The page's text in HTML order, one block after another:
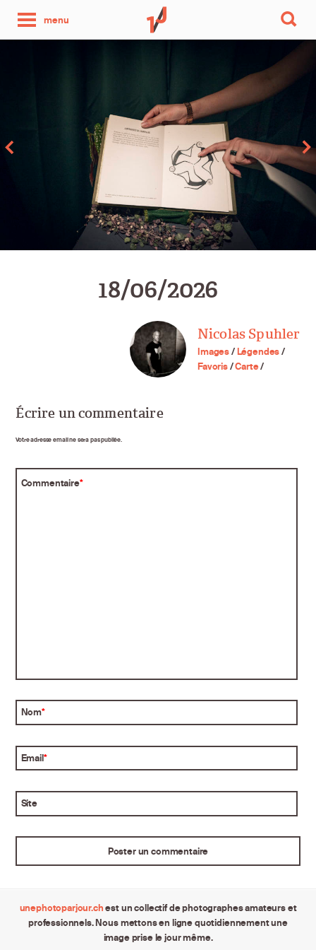
menu
photo
par
jour
18/06/2026
Nicolas Spuhler
Images/Légendes/
Favoris/Carte/
Écrire un commentaire
Votre adresse email ne sera pas publiée.
Commentaire*
Nom*
Email*
Site
unephotoparjour.chest un collectif de photographes amateurs et
professionnels. Nous mettons en ligne quotidiennement une
image prise le jour même.